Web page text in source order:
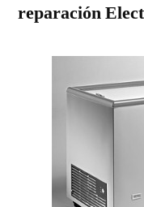
reparación